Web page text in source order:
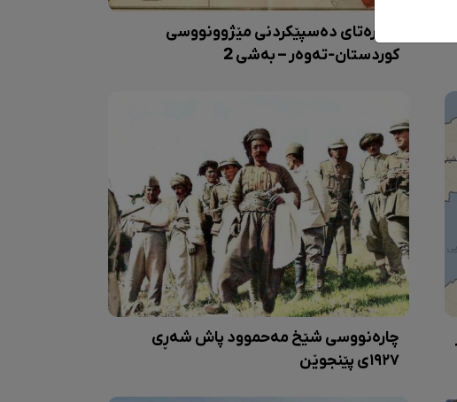
سەرەتای دەسپێکردنی مێژوونووسی
کوردستان-تەوەر – بەشی 2
چارەنووسی شێخ مەحموود پاش شەڕی
١٩٢٧ی پێنجوێن